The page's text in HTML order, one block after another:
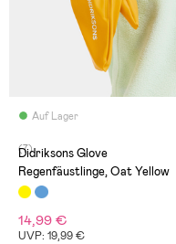
Auf Lager
(7)
Didriksons Glove
Regenfäustlinge, Oat Yellow
14,99 €
UVP: 19,99 €